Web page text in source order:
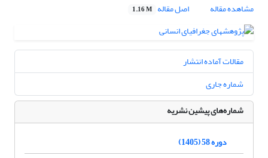
مشاهده مقاله
اصل مقاله 1.16 M
مقالات آماده انتشار
شماره جاری
شماره‌های پیشین نشریه
دوره 58 (1405)